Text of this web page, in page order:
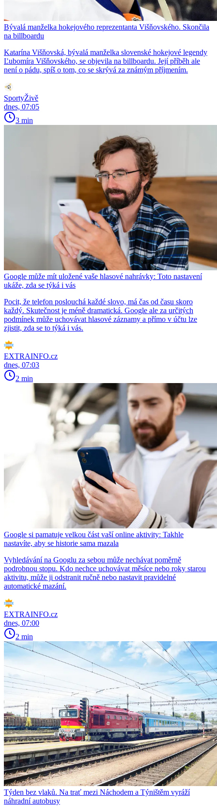
Bývalá manželka hokejového reprezentanta Višňovského. Skončila
na billboardu
Katarína Višňovská, bývalá manželka slovenské hokejové legendy
Ľubomíra Višňovského, se objevila na billboardu. Její příběh ale
není o pádu, spíš o tom, co se skrývá za známým příjmením.
SportyŽivě
dnes, 07:05
3 min
Google může mít uložené vaše hlasové nahrávky: Toto nastavení
ukáže, zda se týká i vás
Pocit, že telefon poslouchá každé slovo, má čas od času skoro
každý. Skutečnost je méně dramatická. Google ale za určitých
podmínek může uchovávat hlasové záznamy a přímo v účtu lze
zjistit, zda se to týká i vás.
EXTRAINFO.cz
dnes, 07:03
2 min
Google si pamatuje velkou část vaší online aktivity: Takhle
nastavíte, aby se historie sama mazala
Vyhledávání na Googlu za sebou může nechávat poměrně
podrobnou stopu. Kdo nechce uchovávat měsíce nebo roky starou
aktivitu, může ji odstranit ručně nebo nastavit pravidelné
automatické mazání.
EXTRAINFO.cz
dnes, 07:00
2 min
Týden bez vlaků. Na trať mezi Náchodem a Týništěm vyráží
náhradní autobusy